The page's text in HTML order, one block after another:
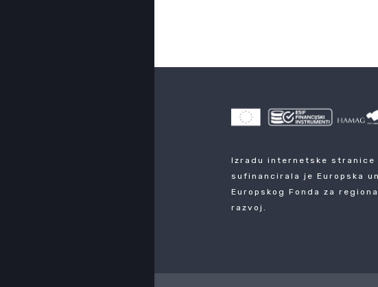
Izradu internetske stranice
sufinancirala je Europska
Europskog Fonda za
razvoj.